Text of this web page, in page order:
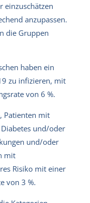
einzuschätzen
anzupassen.
die Gruppen
haben ein
zu infizieren, mit
von 6 %.
Patienten mit
und/oder
und/oder
mit
Risiko mit einer
von 3 %.